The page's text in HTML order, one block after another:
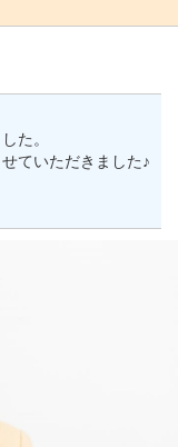
た。
ていただきました♪